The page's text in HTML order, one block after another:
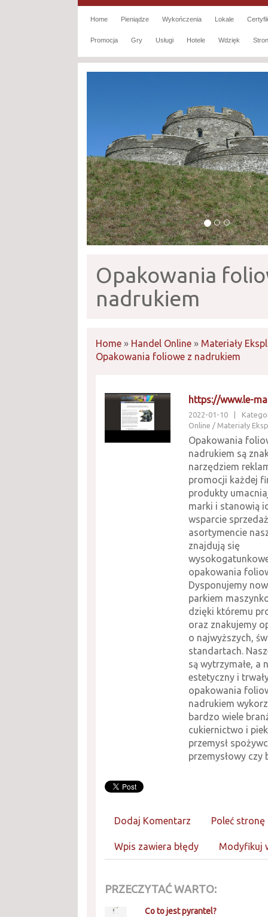
Home Pieniądze Wykończenia Lokale
Promocja Gry Usługi Hotele Wdzięk
Opakowania
nadrukiem
Home » Handel Online » Materiały
Opakowania foliowe z nadrukiem
https://www.le-
2022-01-10
Online / Materiały
Opakowania
nadrukiem są
narzędziem
promocji każdej
produkty
marki i stanowią
wsparcie
asortymencie
znajdują się
opakowania
Dysponujemy
parkiem
dzięki któremu
oraz znakujemy
o najwyższych,
standartach.
są wytrzymałe, a
estetyczny i
opakowania
nadrukiem
bardzo wiele
cukiernictwo i
przemysł
przemysłowy czy
Dodaj Komentarz Poleć stronę
Wpis zawiera błędy Modyfikuj
PRZECZYTAĆ WARTO:
Co to jest pyrantel?